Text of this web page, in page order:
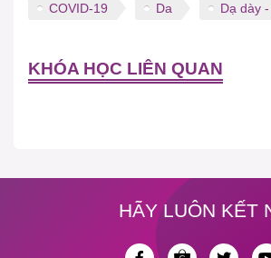
COVID-19 Da Dạ dày
KHÓA HỌC LIÊN QUAN
HÃY LUÔN KẾT